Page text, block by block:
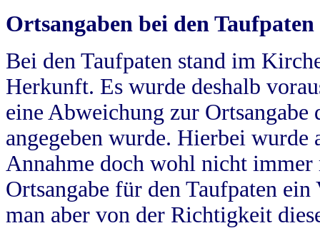
Ortsangaben bei den Taufpaten
Bei den Taufpaten stand im
Herkunft. Es wurde deshalb
eine Abweichung zur
angegeben wurde. Hierbei wurde
Annahme doch wohl nicht
Ortsangabe für den Taufpaten
man aber von der Richtigkeit